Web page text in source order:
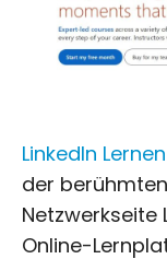
LinkedIn Lernen
der
Netzwerkseite
Online-